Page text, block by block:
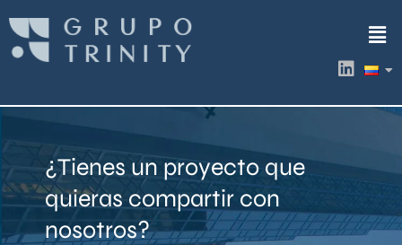
contenido
L
i
k
i
¿Tienes un proyecto que
quieras compartir con
nosotros?